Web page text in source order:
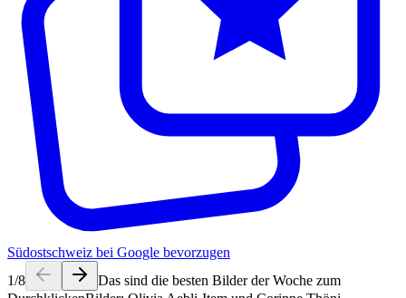
Südostschweiz bei Google bevorzugen
1/8
Das sind die besten Bilder der Woche zum